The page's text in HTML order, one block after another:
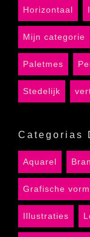
Horizontaal
Mijn categorie
Paletmes
Stedelijk
Categorias
Aquarel
Grafische
Illustraties